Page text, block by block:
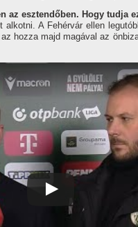
az esztendőben. Hogy tudja
A Fehérvár ellen
hozza majd magával az